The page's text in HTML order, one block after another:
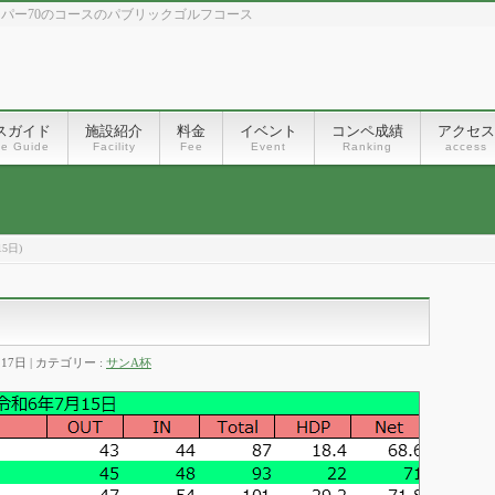
ー70のコースのパブリックゴルフコース
ガイド
Guide
施設紹介
Facility
料金
Fee
イベント
Event
コンペ成績
Ranking
アクセス
access
日)
日 カテゴリー : サンA杯